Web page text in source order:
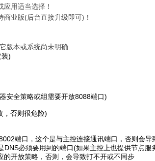
用适当选择！
业版(后台直接升级即可)！
版本或系统尚未明确
)
安全策略或组需要开放8088端口)
，否则很危险)
端口，这个是与主控连接通讯端口，否则会导
必须要用到的端口(如果主控上也提供节点服
的开放策略，否则，会导致打不开或不同步